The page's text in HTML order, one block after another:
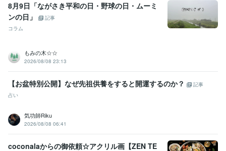
8月9日「ながさき平和の日・野球の日・ムーミ
ンの日」
記事
コラム
もみの木☆☆
2026/08/08 23:13
【お盆特別公開】なぜ先祖供養をすると開運するのか？
記事
占い
気功師Riku
2026/08/08 06:41
coconalaからの御依頼☆アクリル画【ZEN TE